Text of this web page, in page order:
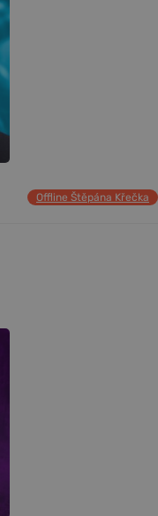
Offline Štěpána Křečka